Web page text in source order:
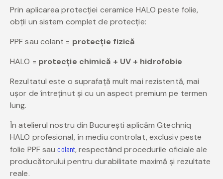
Prin aplicarea protecției ceramice HALO peste folie,
obții un sistem complet de protecție:
PPF sau colant = protecție fizică
HALO = protecție chimică + UV + hidrofobie
Rezultatul este o suprafață mult mai rezistentă, mai
ușor de întreținut și cu un aspect premium pe termen
lung.
În atelierul nostru din București aplicăm Gtechniq
HALO profesional, în mediu controlat, exclusiv peste
folie PPF saucolant, respectând procedurile oficiale ale
producătorului pentru durabilitate maximă și rezultate
reale.